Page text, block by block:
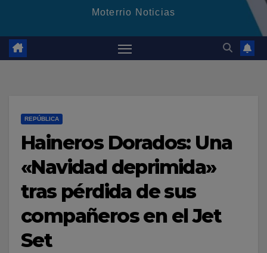
Moterrio Noticias
REPÚBLICA
Haineros Dorados: Una
«Navidad deprimida»
tras pérdida de sus
compañeros en el Jet
Set